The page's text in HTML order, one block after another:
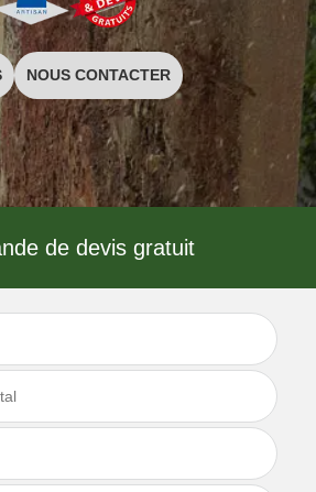
NOUS CONTACTER
de devis gratuit